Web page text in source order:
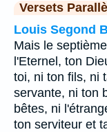
Versets
Louis Segond
Mais le
l'Eternel, ton
toi, ni ton fils, ni
servante, ni ton
bêtes, ni
ton serviteur et